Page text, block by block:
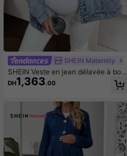
SHEIN Maternity
SHEIN Veste en jean délavée à bout
ons devant pour femme enceinte, a
utomne
DH1,363.00